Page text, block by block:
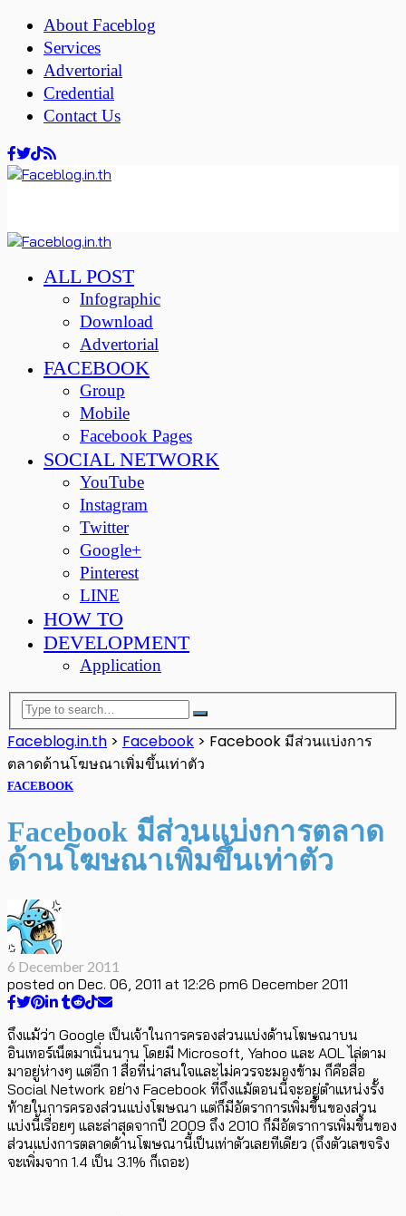
About Faceblog
Services
Advertorial
Credential
Contact Us
ALL POST
Infographic
Download
Advertorial
FACEBOOK
Group
Mobile
Facebook Pages
SOCIAL NETWORK
YouTube
Instagram
Twitter
Google+
Pinterest
LINE
HOW TO
DEVELOPMENT
Application
Faceblog.in.th > Facebook > Facebook มีส่วนแบ่งการ
ตลาดด้านโฆษณาเพิ่มขึ้นเท่าตัว
FACEBOOK
Facebook มีส่วนแบ่งการตลาด
ด้านโฆษณาเพิ่มขึ้นเท่าตัว
6 December 2011
posted on Dec. 06, 2011 at 12:26 pm6 December 2011
ถึงแม้ว่า Google เป็นเจ้าในการครองส่วนแบ่งด้านโฆษณาบน
อินเทอร์เน็ตมาเนิ่นนาน โดยมี Microsoft, Yahoo และ AOL ไล่ตาม
มาอยู่ห่างๆ แต่อีก 1 สื่อที่น่าสนใจและไม่ควรจะมองข้าม ก็คือสื่อ
Social Network อย่าง Facebook ที่ถึงแม้ตอนนี้จะอยู่ตำแหน่งรั้ง
ท้ายในการครองส่วนแบ่งโฆษณา แต่ก็มีอัตราการเพิ่มขึ้นของส่วน
แบ่งนี้เรื่อยๆ และล่าสุดจากปี 2009 ถึง 2010 ก็มีอัตราการเพิ่มขึ้นของ
ส่วนแบ่งการตลาดด้านโฆษณานี้เป็นเท่าตัวเลยทีเดียว (ถึงตัวเลขจริง
จะเพิ่มจาก 1.4 เป็น 3.1% ก็เถอะ)